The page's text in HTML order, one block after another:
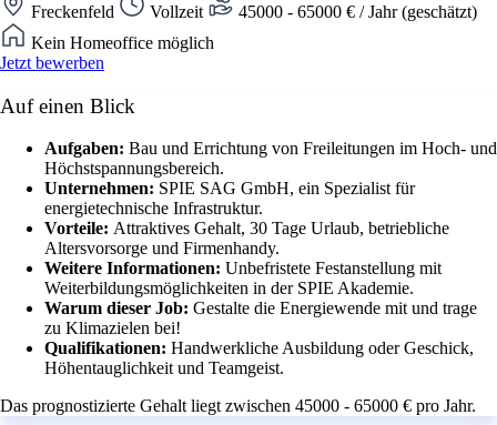
Freckenfeld Vollzeit
45000 - 65000 € / Jahr (geschätzt)
Kein Homeoffice möglich
Jetzt bewerben
Auf einen Blick
Aufgaben: Bau und Errichtung von Freileitungen im Hoch- und
Höchstspannungsbereich.
Unternehmen: SPIE SAG GmbH, ein Spezialist für
energietechnische Infrastruktur.
Vorteile: Attraktives Gehalt, 30 Tage Urlaub, betriebliche
Altersvorsorge und Firmenhandy.
Weitere Informationen: Unbefristete Festanstellung mit
Weiterbildungsmöglichkeiten in der SPIE Akademie.
Warum dieser Job: Gestalte die Energiewende mit und trage
zu Klimazielen bei!
Qualifikationen: Handwerkliche Ausbildung oder Geschick,
Höhentauglichkeit und Teamgeist.
Das prognostizierte Gehalt liegt zwischen 45000 - 65000 € pro Jahr.